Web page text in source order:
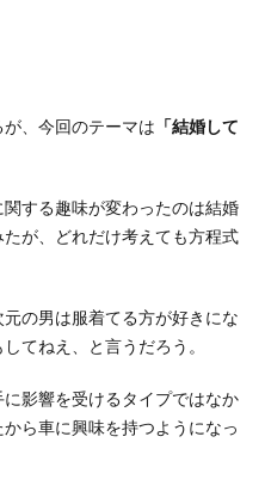
、今回のテーマは 「結婚して
する趣味が変わったのは結婚
が、どれだけ考えても方程式
の男は服着てる方が好きにな
てねえ、と言うだろう。
影響を受けるタイプではなか
ら車に興味を持つようになっ